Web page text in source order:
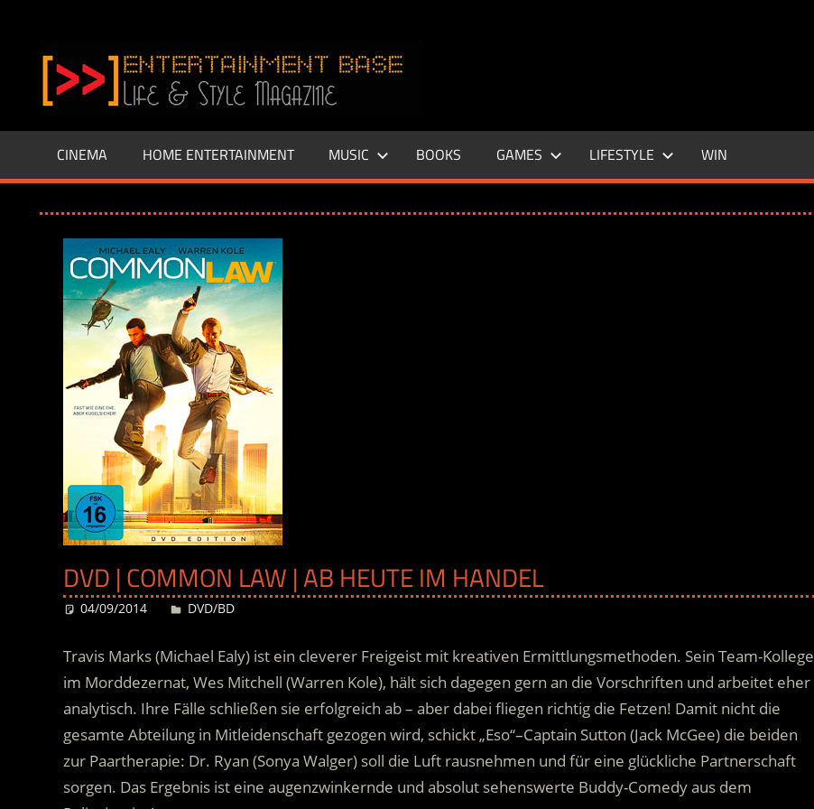
springen
–
LIFE
Base.de
CINEMA HOME ENTERTAINMENT MUSIC BOOKS GAMES LIFESTYLE WIN
DVD | COMMON LAW | AB HEUTE IM HANDEL
04/09/2014 Desiree
DVD/BD
Travis Marks (Michael Ealy) ist ein cleverer Freigeist mit kreativen Ermittlungsmethoden. Sein Team-Kollege
im Morddezernat, Wes Mitchell (Warren Kole), hält sich dagegen gern an die Vorschriften und arbeitet eher
analytisch. Ihre Fälle schließen sie erfolgreich ab – aber dabei fliegen richtig die Fetzen! Damit nicht die
gesamte Abteilung in Mitleidenschaft gezogen wird, schickt „Eso“–Captain Sutton (Jack McGee) die beiden
zur Paartherapie: Dr. Ryan (Sonya Walger) soll die Luft rausnehmen und für eine glückliche Partnerschaft
sorgen. Das Ergebnis ist eine augenzwinkernde und absolut sehenswerte Buddy-Comedy aus dem